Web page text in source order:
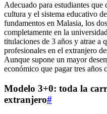
Adecuado para estudiantes que
cultura y el sistema educativo
fundamentos en Malasia, los
completamente en la
titulaciones de 3 años y atrae a
profesionales en el extranjero
Aunque supone un mayor
económico que pagar tres años
Modelo 3+0: toda la
extranjero#